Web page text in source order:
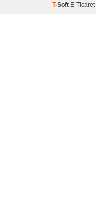
T-Soft E-Ticaret